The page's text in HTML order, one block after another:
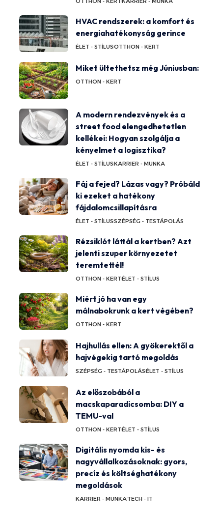
HVAC rendszerek: a komfort és
energiahatékonyság gerince
ÉLET - STÍLUSOTTHON - KERT
Miket ültethetsz még Júniusban:
OTTHON - KERT
A modern rendezvények és a
street food elengedhetetlen
kellékei: Hogyan szolgálja a
kényelmet a logisztika?
ÉLET - STÍLUSKARRIER - MUNKA
Fáj a fejed? Lázas vagy? Próbáld
ki ezeket a hatékony
fájdalomcsillapításra
ÉLET - STÍLUSSZÉPSÉG - TESTÁPOLÁS
Rézsiklót láttál a kertben? Azt
jelenti szuper környezetet
teremtettél!
OTTHON - KERTÉLET - STÍLUS
Miért jó ha van egy
málnabokrunk a kert végében?
OTTHON - KERT
Hajhullás ellen: A gyökerektől a
hajvégekig tartó megoldás
SZÉPSÉG - TESTÁPOLÁSÉLET - STÍLUS
Az előszobából a
macskaparadicsomba: DIY a
TEMU-val
OTTHON - KERTÉLET - STÍLUS
Digitális nyomda kis- és
nagyvállalkozásoknak: gyors,
precíz és költséghatékony
megoldások
KARRIER - MUNKATECH - IT